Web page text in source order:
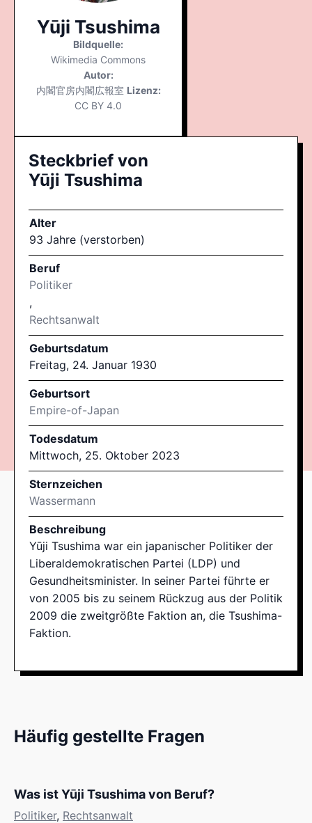
Yūji Tsushima
Bildquelle:
Wikimedia Commons
Autor:
内閣官房内閣広報室 Lizenz:
CC BY 4.0
Steckbrief von
Yūji Tsushima
Alter
93 Jahre (verstorben)
Beruf
Politiker
,
Rechtsanwalt
Geburtsdatum
Freitag, 24. Januar 1930
Geburtsort
Empire-of-Japan
Todesdatum
Mittwoch, 25. Oktober 2023
Sternzeichen
Wassermann
Beschreibung
Yūji Tsushima war ein japanischer Politiker der
Liberaldemokratischen Partei (LDP) und
Gesundheitsminister. In seiner Partei führte er
von 2005 bis zu seinem Rückzug aus der Politik
2009 die zweitgrößte Faktion an, die Tsushima-
Faktion.
Häufig gestellte Fragen
Was ist Yūji Tsushima von Beruf?
Politiker, Rechtsanwalt